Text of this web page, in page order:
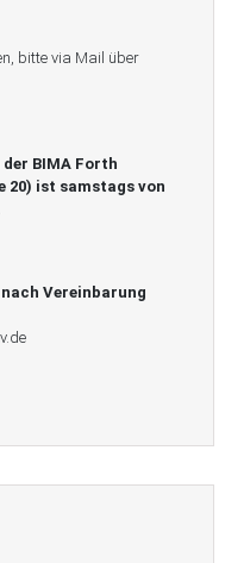
bitte via Mail über
BIMA Forth
20) ist samstags von
nach Vereinbarung